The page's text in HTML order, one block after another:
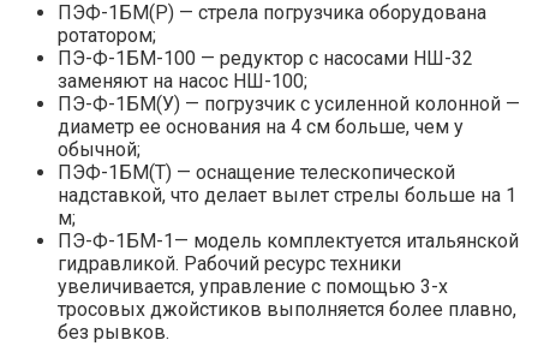
ПЭФ-1БМ(Р) — стрела погрузчика оборудована
ротатором;
ПЭ-Ф-1БМ-100 — редуктор с насосами НШ-32
заменяют на насос НШ-100;
ПЭ-Ф-1БМ(У) — погрузчик с усиленной колонной —
диаметр ее основания на 4 см больше, чем у
обычной;
ПЭФ-1БМ(Т) — оснащение телескопической
надставкой, что делает вылет стрелы больше на 1
м;
ПЭ-Ф-1БМ-1— модель комплектуется итальянской
гидравликой. Рабочий ресурс техники
увеличивается, управление с помощью 3-х
тросовых джойстиков выполняется более плавно,
без рывков.